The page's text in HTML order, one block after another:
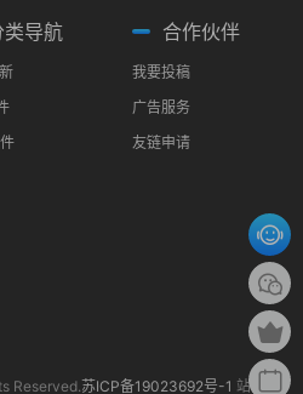
类导航 合作伙伴
我要投稿
广告服务
友链申请
Reserved.苏ICP备19023692号-1 站内大